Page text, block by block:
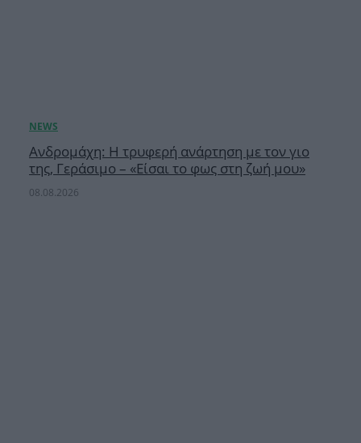
Ανδρομάχη: Η τρυφερή ανάρτηση με τον γιο
της, Γεράσιμο – «Είσαι το φως στη ζωή μου»
08.08.2026